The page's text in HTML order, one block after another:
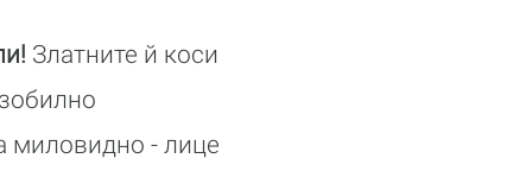
Златните й коси
миловидно - лице